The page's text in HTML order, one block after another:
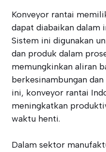
Konveyor rantai
dapat diabaikan dalam
Sistem ini digunakan
dan produk dalam
memungkinkan aliran
berkesinambungan
ini, konveyor rantai
meningkatkan
waktu henti.
Dalam sektor